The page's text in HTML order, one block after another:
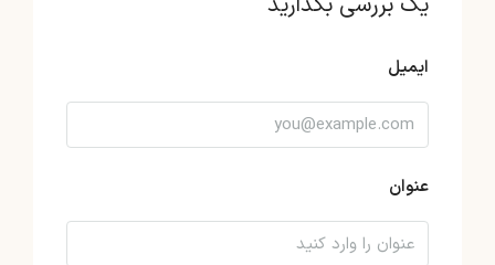
ایمیل
عنوان